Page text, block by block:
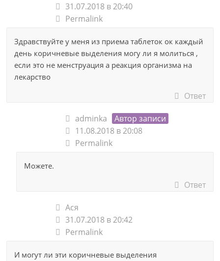
31.07.2018 в 20:40
Permalink
Здравствуйте у меня из приема таблеток ок каждый
день коричневые выделения могу ли я молиться ,
если это не менструация а реакция организма на
лекарство
Ответ
adminka
Автор записи
11.08.2018 в 20:08
Permalink
Можете.
Ответ
Ася
31.07.2018 в 20:42
Permalink
И могут ли эти коричневые выделения